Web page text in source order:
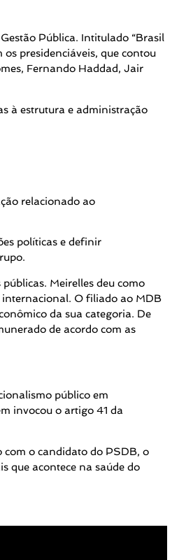
Pública. Intitulado “Brasil
presidenciáveis, que contou
Fernando Haddad, Jair
à estrutura e administração
relacionado ao
políticas e definir
Meirelles deu como
internacional. O filiado ao MDB
da sua categoria. De
de acordo com as
público em
invocou o artigo 41 da
com o candidato do PSDB, o
que acontece na saúde do